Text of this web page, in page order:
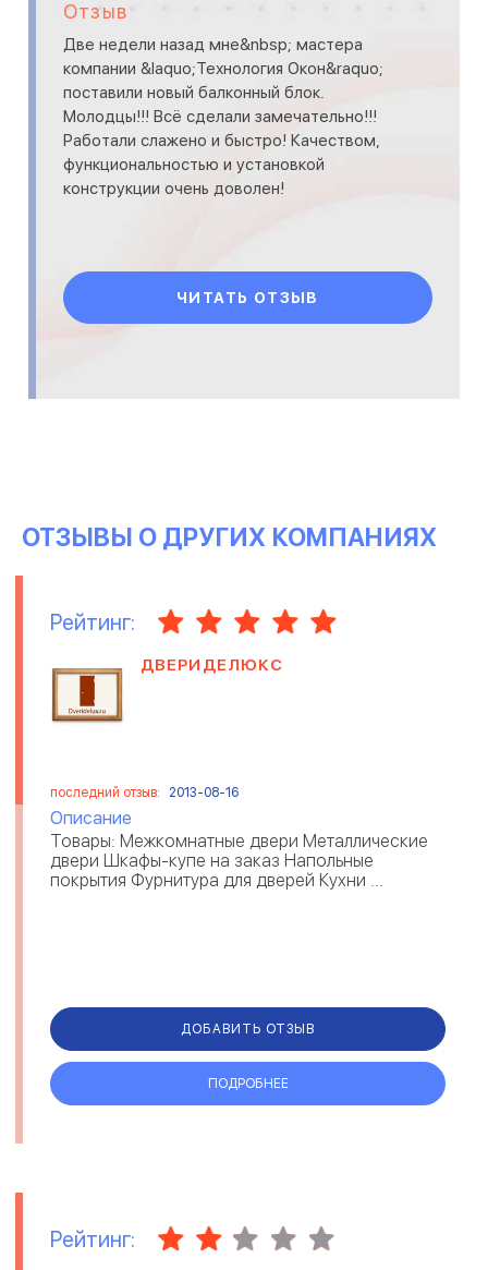
Отзыв
Две недели назад мне&nbsp; мастера
компании &laquo;Технология Окон&raquo;
поставили новый балконный блок.
Молодцы!!! Всё сделали замечательно!!!
Работали слажено и быстро! Качеством,
функциональностью и установкой
конструкции очень доволен!
ЧИТАТЬ ОТЗЫВ
ОТЗЫВЫ О ДРУГИХ КОМПАНИЯХ
Рейтинг:
ДВЕРИДЕЛЮКС
последний отзыв: 2013-08-16
Описание
Товары: Межкомнатные двери Металлические
двери Шкафы-купе на заказ Напольные
покрытия Фурнитура для дверей Кухни ...
ДОБАВИТЬ ОТЗЫВ
ПОДРОБНЕЕ
Рейтинг: